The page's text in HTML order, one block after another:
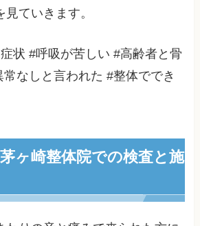
ていきます。
状 #呼吸が苦しい #高齢者と骨
なしと言われた #整体ででき
ヶ崎整体院での検査と施